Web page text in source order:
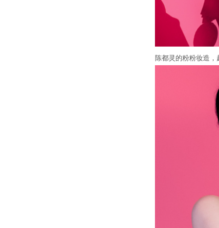
陈都灵的粉粉妆造